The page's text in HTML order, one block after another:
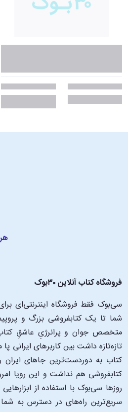
فروشگاه کتاب آنلاین ۳۰بوک
سی‌بوک فقط فروشگاه اینترنتی‌ای
متخصص جوان و پرانرژیِ عاشقِ
تازه‌تازه داشت بین کاربرهای
کتاب به دوردست‌ترین جاهای
کتابفروشی هم نداشت و این رویا
‌روزها سی‌بوک با استفاده از
سریع‌ترین راه‌های در دسترس به